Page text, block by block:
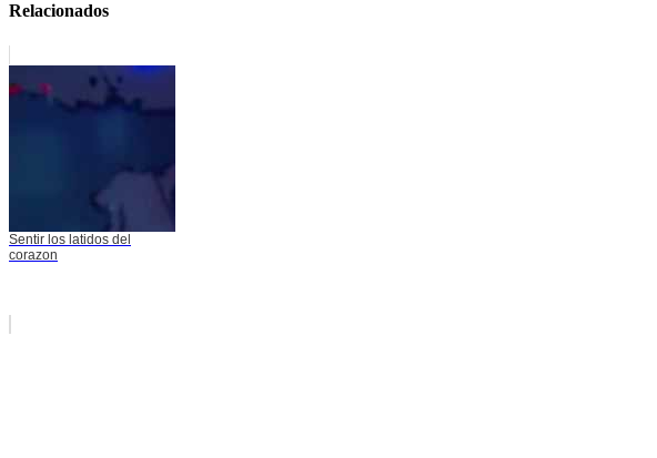
Relacionados
Sentir los latidos del
corazon